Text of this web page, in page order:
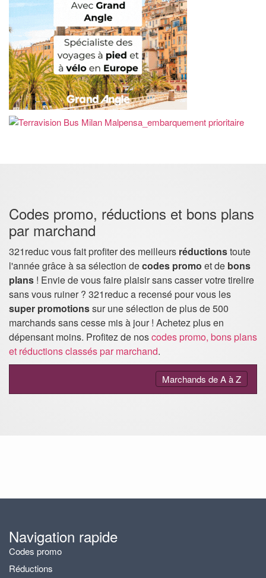
Codes promo, réductions et bons plans
par marchand
321reduc vous fait profiter des meilleurs réductionstoute
l'année grâce à sa sélection decodes promo et de bons
plans ! Envie de vous faire plaisir sans casser votre tirelire
sans vous ruiner ? 321reduc a recensé pour vous les
super promotionssur une sélection de plus de 500
marchands sans cesse mis à jour ! Achetez plus en
dépensant moins. Profitez de noscodes promo, bons plans
et réductions classés par marchand.
Activer
ou
Marchands de A à Z
Navigation rapide
Codes promo
Réductions